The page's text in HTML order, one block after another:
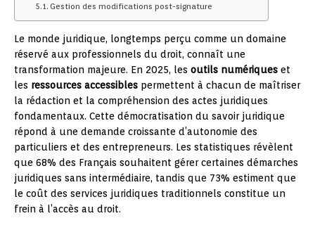
Gestion des modifications post-signature
Le monde juridique, longtemps perçu comme un domaine
réservé aux professionnels du droit, connaît une
transformation majeure. En 2025, les outils numériques et
les ressources accessibles permettent à chacun de maîtriser
la rédaction et la compréhension des actes juridiques
fondamentaux. Cette démocratisation du savoir juridique
répond à une demande croissante d’autonomie des
particuliers et des entrepreneurs. Les statistiques révèlent
que 68% des Français souhaitent gérer certaines démarches
juridiques sans intermédiaire, tandis que 73% estiment que
le coût des services juridiques traditionnels constitue un
frein à l’accès au droit.